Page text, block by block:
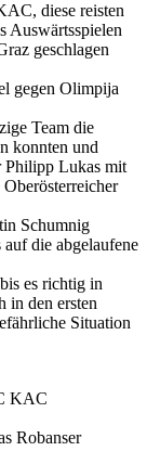
diese reisten
Auswärtsspielen
geschlagen
gegen Olimpija
Team die
konnten und
Philipp Lukas mit
Schumnig
auf die abgelaufene
es richtig in
in den ersten
Situation
KAC
Robanser